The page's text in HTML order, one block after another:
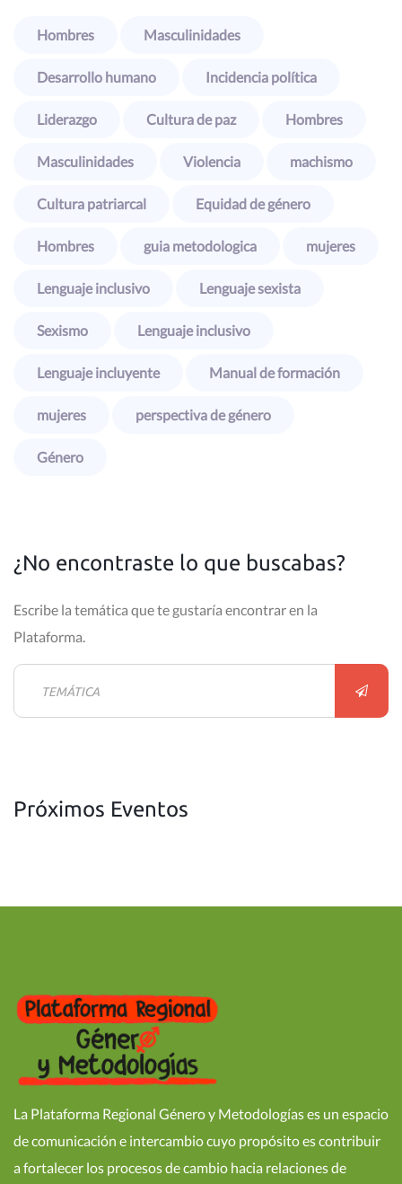
Hombres Masculinidades
Desarrollo humano Incidencia política
Liderazgo Cultura de paz Hombres
Masculinidades Violencia machismo
Cultura patriarcal Equidad de género
Hombres guia metodologica mujeres
Lenguaje inclusivo Lenguaje sexista
Sexismo Lenguaje inclusivo
Lenguaje incluyente Manual de formación
mujeres perspectiva de género
Género
¿No encontraste lo que buscabas?
Escribe la temática que te gustaría encontrar en la
Plataforma.
Próximos Eventos
La Plataforma Regional Género y Metodologías es un espacio
de comunicación e intercambio cuyo propósito es contribuir
a fortalecer los procesos de cambio hacia relaciones de